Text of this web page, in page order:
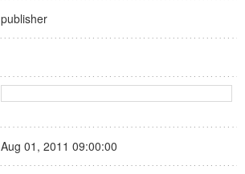
publisher
Aug 01, 2011 09:00:00